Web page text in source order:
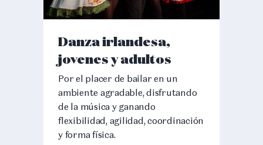
Danza irlandesa,
jovenes y adultos
Por el placer de bailar en un
ambiente agradable, disfrutando
de la música y ganando
flexibilidad, agilidad, coordinación
y forma física.